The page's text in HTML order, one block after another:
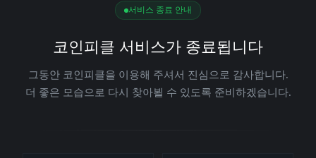
서비스 종료 안내
코인피클 서비스가 종료됩니다
그동안 코인피클을 이용해 주셔서 진심으로 감사합니다.
더 좋은 모습으로 다시 찾아뵐 수 있도록 준비하겠습니다.